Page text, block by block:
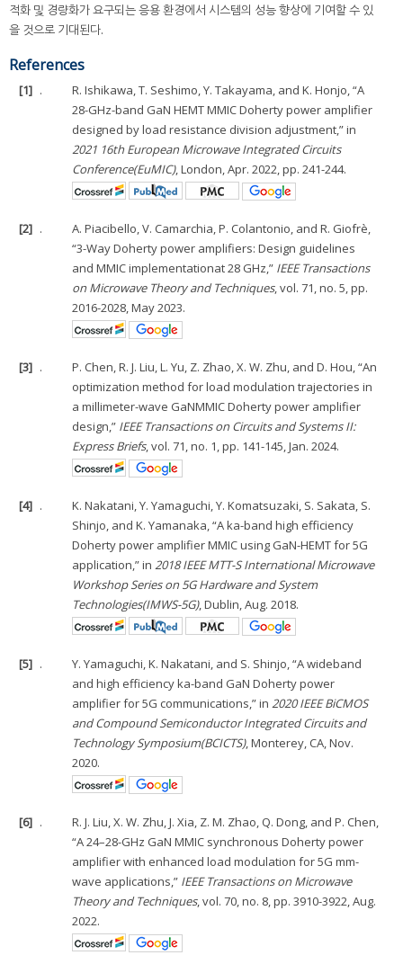
적화 및 경량화가 요구되는 응용 환경에서 시스템의 성능 향상에 기여할 수 있
을 것으로 기대된다.
References
[1] .
R. Ishikawa, T. Seshimo, Y. Takayama, and K. Honjo, “A
28-GHz-band GaN HEMT MMIC Doherty power amplifier
designed by load resistance division adjustment,” in
2021 16th European Microwave Integrated Circuits
Conference(EuMIC), London, Apr. 2022, pp. 241-244.
[2] .
A. Piacibello, V. Camarchia, P. Colantonio, and R. Giofrè,
“3-Way Doherty power amplifiers: Design guidelines
and MMIC implementationat 28 GHz,” IEEE Transactions
on Microwave Theory and Techniques, vol. 71, no. 5, pp.
2016-2028, May 2023.
[3] .
P. Chen, R. J. Liu, L. Yu, Z. Zhao, X. W. Zhu, and D. Hou, “An
optimization method for load modulation trajectories in
a millimeter-wave GaNMMIC Doherty power amplifier
design,” IEEE Transactions on Circuits and Systems II:
Express Briefs, vol. 71, no. 1, pp. 141-145, Jan. 2024.
[4] .
K. Nakatani, Y. Yamaguchi, Y. Komatsuzaki, S. Sakata, S.
Shinjo, and K. Yamanaka, “A ka-band high efficiency
Doherty power amplifier MMIC using GaN-HEMT for 5G
application,” in2018 IEEE MTT-S International Microwave
Workshop Series on 5G Hardware and System
Technologies(IMWS-5G), Dublin, Aug. 2018.
[5] .
Y. Yamaguchi, K. Nakatani, and S. Shinjo, “A wideband
and high efficiency ka-band GaN Doherty power
amplifier for 5G communications,” in2020 IEEE BiCMOS
and Compound Semiconductor Integrated Circuits and
Technology Symposium(BCICTS), Monterey, CA, Nov.
2020.
[6] .
R. J. Liu, X. W. Zhu, J. Xia, Z. M. Zhao, Q. Dong, and P. Chen,
“A 24–28-GHz GaN MMIC synchronous Doherty power
amplifier with enhanced load modulation for 5G mm-
wave applications,” IEEE Transactions on Microwave
Theory and Techniques, vol. 70, no. 8, pp. 3910-3922, Aug.
2022.